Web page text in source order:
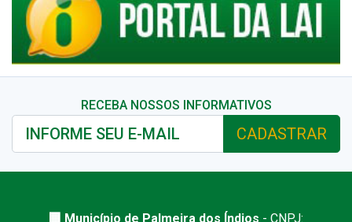
RECEBA NOSSOS INFORMATIVOS
CADASTRAR
🏢 Município de Palmeira dos Índios - CNPJ: